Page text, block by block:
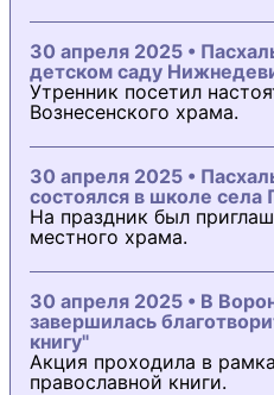
30 апреля 2025 •
детском саду
Утренник посетил
Вознесенского храма.
30 апреля 2025 •
состоялся в школе села
На праздник был
местного храма.
30 апреля 2025 • В
завершилась
книгу"
Акция проходила в
православной книги.